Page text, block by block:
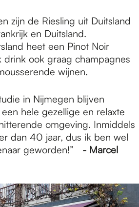
zijn de Riesling uit Duitsland
en Duitsland.
heet een Pinot Noir
drink ook graag champagnes
wijnen.
in Nijmegen blijven
hele gezellige en relaxte
omgeving. Inmiddels
dan 40 jaar, dus ik ben wel
geworden!” - Marcel